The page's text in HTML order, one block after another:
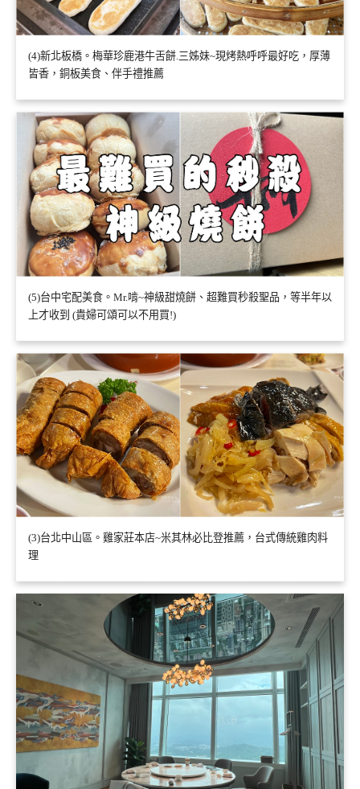
(4)新北板橋。梅華珍鹿港牛舌餅.三姊妹~現烤熱呼呼最好吃，厚薄
皆香，銅板美食、伴手禮推薦
(5)台中宅配美食。Mr.啃~神級甜燒餅、超難買秒殺聖品，等半年以
上才收到 (貴婦可頌可以不用買!)
(3)台北中山區。雞家莊本店~米其林必比登推薦，台式傳統雞肉料
理